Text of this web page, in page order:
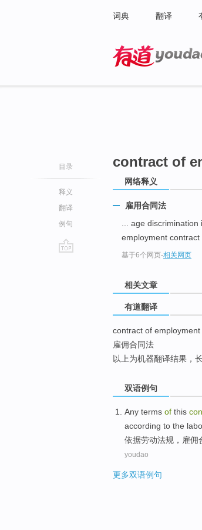
词典 翻译
目录
释义
翻译
例句
contract of
网络释义
雇用合同法
... age
employment contract
基于6个网页-相关网页
相关文章
有道翻译
contract of employment
雇佣合同法
以上为机器翻译结果，
双语例句
Any terms of this
according to the
依据劳动法规， 雇佣
youdao
更多双语例句